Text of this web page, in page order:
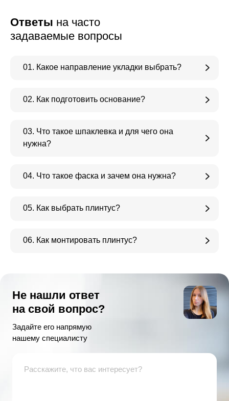
Ответы на часто
задаваемые вопросы
01. Какое направление укладки выбрать?
02. Как подготовить основание?
03. Что такое шпаклевка и для чего она
нужна?
04. Что такое фаска и зачем она нужна?
05. Как выбрать плинтус?
06. Как монтировать плинтус?
Не нашли ответ
на свой вопрос?
Задайте его напрямую
нашему специалисту